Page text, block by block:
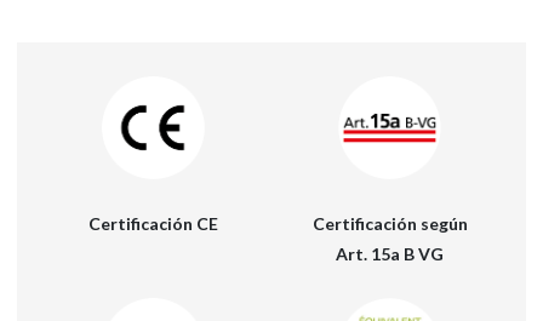
HERRAMIENTAS
NOTICIAS
CONTACTOS
Certificación CE
Certificación según
Art. 15a B VG